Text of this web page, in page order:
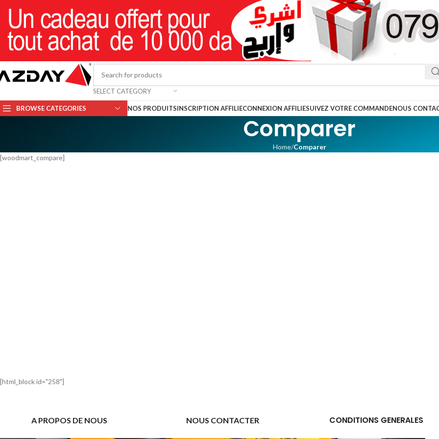
SELECT CATEGORY
BROWSE CATEGORIES NOS PRODUITSINSCRIPTION AFFILIECONNEXION AFFILIESUIVEZ VOTRE COMMANDENOUS
Comparer
Home Comparer
[woodmart_compare]
[html_block id="258"]
A PROPOS DE NOUS NOUS CONTACTER CONDITIONS GENERALES